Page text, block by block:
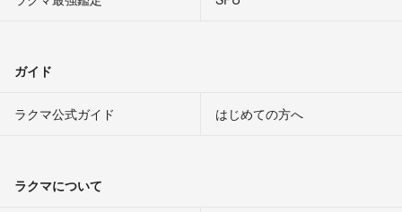
ガイド
ラクマ公式ガイド はじめての方へ
ラクマについて